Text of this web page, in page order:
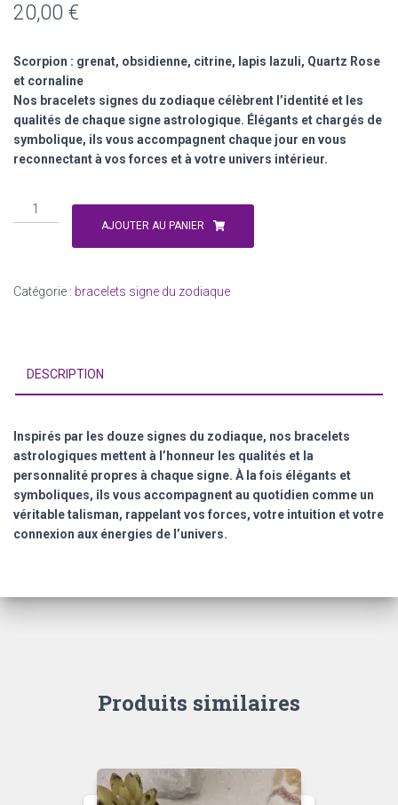
20,00 €
Scorpion : grenat, obsidienne, citrine, lapis lazuli, Quartz Rose
et cornaline
Nos bracelets signes du zodiaque célèbrent l’identité et les
qualités de chaque signe astrologique. Élégants et chargés de
symbolique, ils vous accompagnent chaque jour en vous
reconnectant à vos forces et à votre univers intérieur.
quantité
de
Scorpion
22
en
6
mm
AJOUTER AU PANIER
Catégorie : bracelets signe du zodiaque
DESCRIPTION
Inspirés par les douze signes du zodiaque, nos bracelets
astrologiques mettent à l’honneur les qualités et la
personnalité propres à chaque signe. À la fois élégants et
symboliques, ils vous accompagnent au quotidien comme un
véritable talisman, rappelant vos forces, votre intuition et votre
connexion aux énergies de l’univers.
Produits similaires